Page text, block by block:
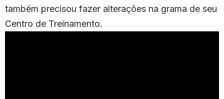
também precisou fazer alterações na grama de seu
Centro de Treinamento.